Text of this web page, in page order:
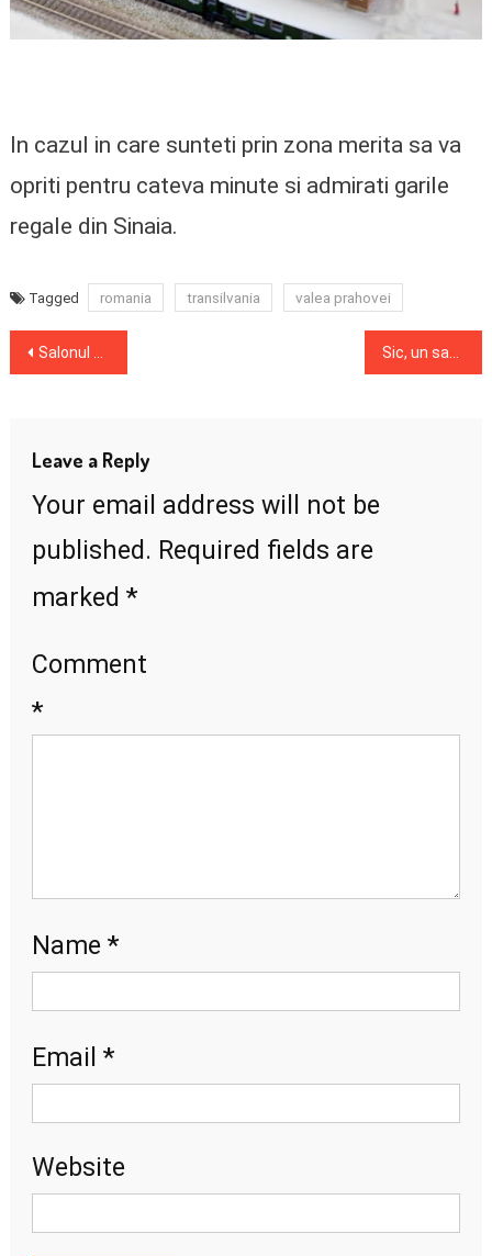
In cazul in care sunteti prin zona merita sa va
opriti pentru cateva minute si admirati garile
regale din Sinaia.
Tagged romania transilvania valea prahovei
Post
Salonul Auto Bucuresti 2012
Leave a Reply
Your email address will not be
published. Required fields are
marked *
Comment
*
Name *
Email *
Website